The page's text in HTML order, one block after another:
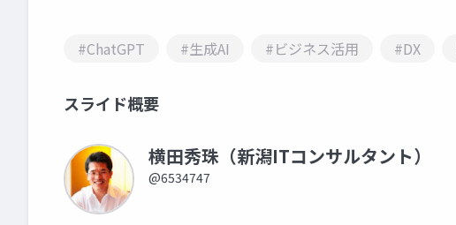
#ChatGPT #生成AI #ビジネス活用 #DX
スライド概要
横田秀珠（新潟ITコンサルタント）
@6534747